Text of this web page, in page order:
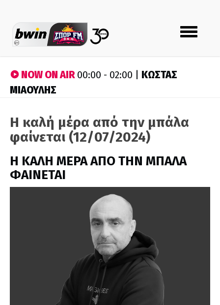
Toggle
navigation
NOW ON AIR00:00 - 02:00 | ΚΩΣΤΑΣ
ΜΙΑΟΥΛΗΣ
Η καλή μέρα από την μπάλα
φαίνεται (12/07/2024)
H ΚΑΛΗ ΜΕΡΑ ΑΠΟ ΤΗΝ ΜΠΑΛΑ
ΦΑΙΝΕΤΑΙ